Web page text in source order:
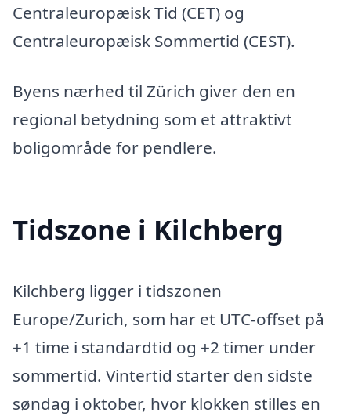
Centraleuropæisk Tid (CET) og
Centraleuropæisk Sommertid (CEST).
Byens nærhed til Zürich giver den en
regional betydning som et attraktivt
boligområde for pendlere.
Tidszone i Kilchberg
Kilchberg ligger i tidszonen
Europe/Zurich, som har et UTC-offset på
+1 time i standardtid og +2 timer under
sommertid. Vintertid starter den sidste
søndag i oktober, hvor klokken stilles en